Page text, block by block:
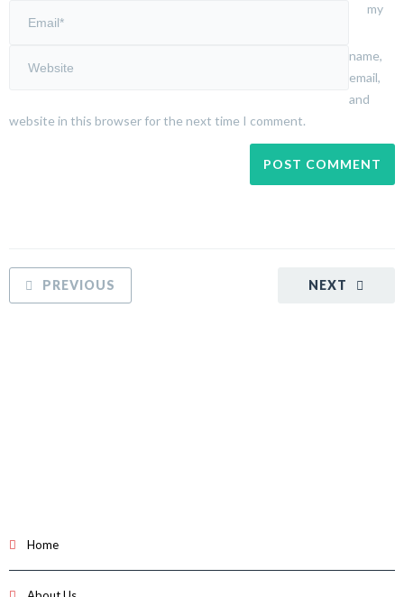
my
name,
email,
and
website in this browser for the next time I comment.
NEXT
PREVIOUS
Home